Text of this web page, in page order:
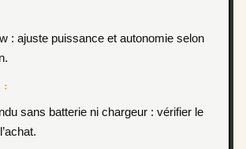
: ajuste puissance et autonomie selon
:
sans batterie ni chargeur : vérifier le